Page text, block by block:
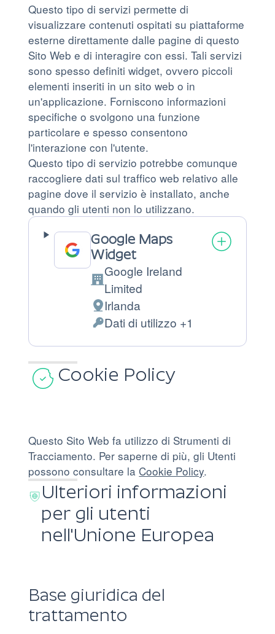
Questo tipo di servizi permette di
visualizzare contenuti ospitati su piattaforme
esterne direttamente dalle pagine di questo
Sito Web e di interagire con essi. Tali servizi
sono spesso definiti widget, ovvero piccoli
elementi inseriti in un sito web o in
un'applicazione. Forniscono informazioni
specifiche o svolgono una funzione
particolare e spesso consentono
l'interazione con l'utente.
Questo tipo di servizio potrebbe comunque
raccogliere dati sul traffico web relativo alle
pagine dove il servizio è installato, anche
quando gli utenti non lo utilizzano.
Google Maps
Widget
Azienda:
Google Ireland
Limited
Luogo
del
trattamento:
Irlanda
Dati
Personali
trattati:
Dati di utilizzo +1
Cookie Policy
Questo Sito Web fa utilizzo di Strumenti di
Tracciamento. Per saperne di più, gli Utenti
possono consultare laCookie Policy.
Ulteriori informazioni
per gli utenti
nell'Unione Europea
Base giuridica del
trattamento